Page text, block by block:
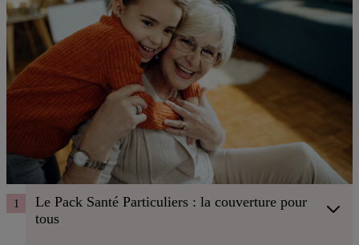
1
Le Pack Santé Particuliers : la couverture pour
tous